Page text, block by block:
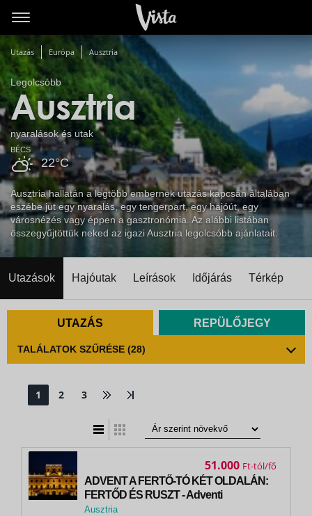
Utazás Európa Ausztria
Legolcsóbb
Ausztria
nyaralások és utak
22°C
BÉCS
Ausztria hallatán a legtöbb embernek utazás kapcsán általában
eszébe jut egy nyaralás, egy tengerpart, egy hajóút, egy
városnézés vagy éppen a gasztronómia. Az alábbi listában
összegyűjtöttük neked az igazi Ausztria legolcsóbb ajánlatait.
Utazások Hajóutak Leírások Időjárás Térkép
UTAZÁS REPÜLŐJEGY
TALÁLATOK SZŰRÉSE (28)
1 2 3
ADVENT A FERTŐ-TÓ KÉT OLDALÁN:
FERTŐD ÉS RUSZT - Adventi
hangulatban a Fertő-tó vidékén
Ausztria
51.000 Ft